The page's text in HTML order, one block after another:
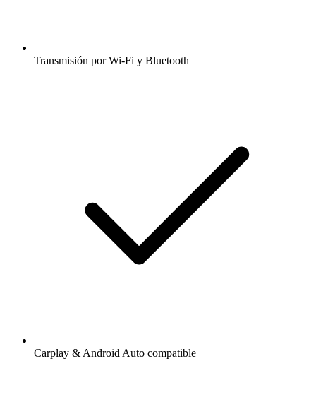
Transmisión por Wi-Fi y Bluetooth
Carplay & Android Auto compatible